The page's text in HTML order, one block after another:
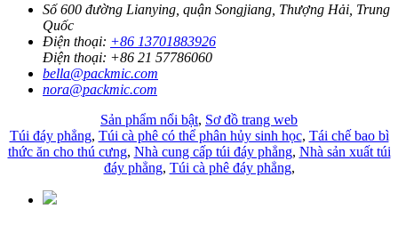
Số 600 đường Lianying, quận Songjiang, Thượng Hải, Trung
Quốc
Điện thoại: +86 13701883926
Điện thoại: +86 21 57786060
bella@packmic.com
nora@packmic.com
Sản phẩm nổi bật, Sơ đồ trang web
Túi đáy phẳng, Túi cà phê có thể phân hủy sinh học, Tái chế bao bì
thức ăn cho thú cưng, Nhà cung cấp túi đáy phẳng, Nhà sản xuất túi
đáy phẳng, Túi cà phê đáy phẳng,